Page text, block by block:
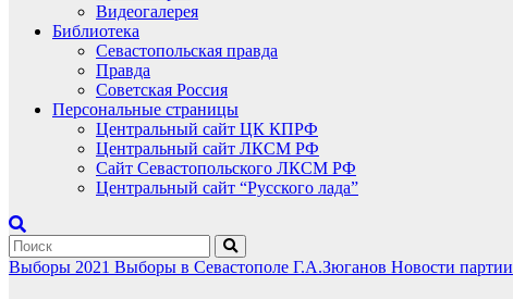
Видеогалерея
Библиотека
Севастопольская правда
Правда
Советская Россия
Персональные страницы
Центральный сайт ЦК КПРФ
Центральный сайт ЛКСМ РФ
Сайт Севастопольского ЛКСМ РФ
Центральный сайт “Русского лада”
Выборы 2021 Выборы в Севастополе Г.А.Зюганов Новости партии